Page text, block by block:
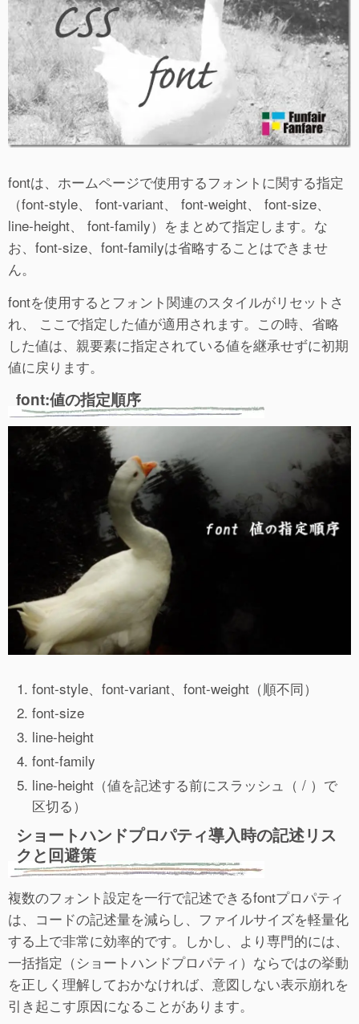
fontは、ホームページで使用するフォントに関する指定
（font-style、 font-variant、 font-weight、 font-size、
line-height、 font-family）をまとめて指定します。な
お、font-size、font-familyは省略することはできませ
ん。
fontを使用するとフォント関連のスタイルがリセットさ
れ、 ここで指定した値が適用されます。この時、省略
した値は、親要素に指定されている値を継承せずに初期
値に戻ります。
font:値の指定順序
font-style、font-variant、font-weight（順不同）
font-size
line-height
font-family
line-height（値を記述する前にスラッシュ（ / ）で
区切る）
ショートハンドプロパティ導入時の記述リス
クと回避策
複数のフォント設定を一行で記述できるfontプロパティ
は、コードの記述量を減らし、ファイルサイズを軽量化
する上で非常に効率的です。しかし、より専門的には、
一括指定（ショートハンドプロパティ）ならではの挙動
を正しく理解しておかなければ、意図しない表示崩れを
引き起こす原因になることがあります。